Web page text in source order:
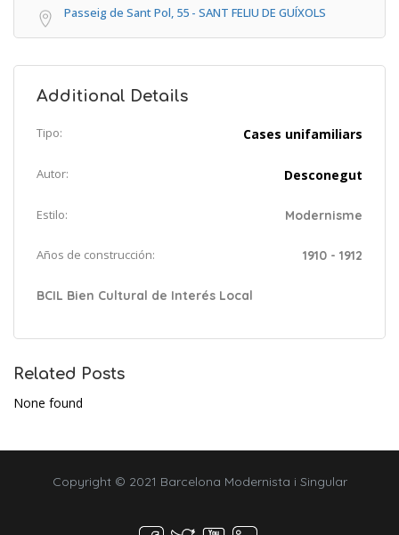
Passeig de Sant Pol, 55 - SANT FELIU DE GUÍXOLS
Additional Details
Tipo: Cases unifamiliars
Autor: Desconegut
Estilo: Modernisme
Años de construcción: 1910 - 1912
BCIL Bien Cultural de Interés Local
Related Posts
None found
Copyright © 2021 Barcelona Modernista i Singular